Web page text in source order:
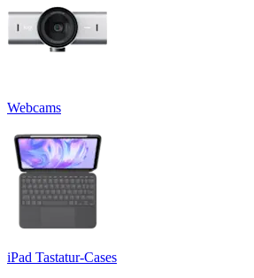
Webcams
iPad Tastatur-Cases